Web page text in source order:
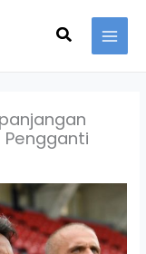
Search
Pengganti